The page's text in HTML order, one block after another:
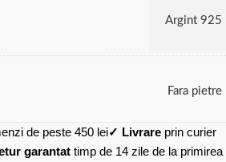
Argint 925
Fara pietre
de peste 450 lei✓ Livrare prin curier
garantat timp de 14 zile de la primirea